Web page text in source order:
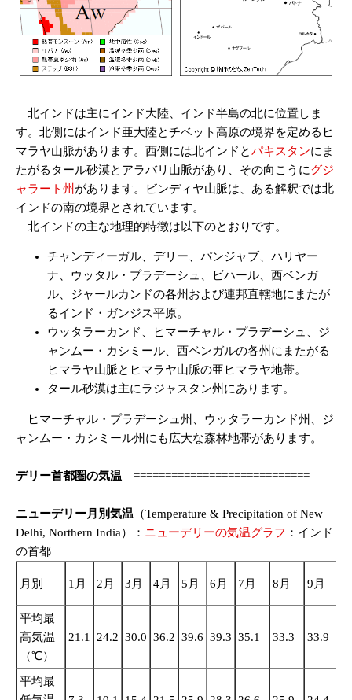
北インドは主にインド大陸、インド半島の北に位置しま
す。北側にはインド亜大陸とチベット高原の境界を定めるヒ
マラヤ山脈があります。西側には北インドとパキスタンにま
たがるタール砂漠とアラバリ山脈があり、その向こうにグジ
ャラート州 があります。ビンディヤ山脈は、ある解釈では北
インドの南の境界とされています。
北インドの主な地理的特徴は以下のとおりです。
チャンディーガル、デリー、パンジャブ、ハリヤー
ナ、ウッタル・プラデーシュ、ビハール、西ベンガ
ル、ジャールカンドの各州および連邦直轄地にまたが
るインド・ガンジス平原。
ウッタラーカンド、ヒマーチャル・プラデーシュ、ジ
ャンムー・カシミール、西ベンガルの各州にまたがる
ヒマラヤ山脈とヒマラヤ山脈の亜ヒマラヤ地帯。
タール砂漠は主にラジャスタン州にあります。
ヒマーチャル・プラデーシュ州、ウッタラーカンド州、ジ
ャンムー・カシミール州にも広大な森林地帯があります。
デリー首都圏の気温 ============================
ニューデリー月別気温 （Temperature & Precipitation of New
Delhi, Northern India）： ニューデリーの気温グラフ ：インド
の首都
月別 1月 2月 3月 4月 5月 6月 7月 8月 9月
平均最
高気温
（℃）
21.1 24.2 30.0 36.2 39.6 39.3 35.1 33.3 33.9
平均最